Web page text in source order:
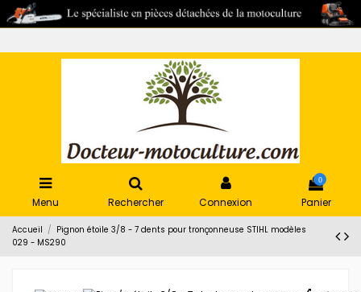
Menu Rechercher Connexion
0
Panier
Accueil
Pignon étoile 3/8 - 7 dents pour tronçonneuse STIHL modèles
029 - MS290